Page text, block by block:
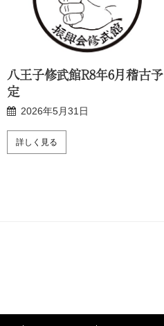
八王子修武館R8年6月稽古予
定
2026年5月31日
詳しく見る